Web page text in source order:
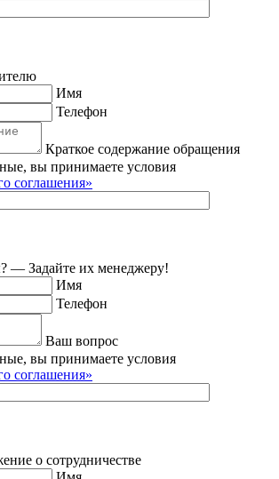
Имя
Телефон
Краткое содержание обращения
вы принимаете условия
соглашения»
— Задайте их менеджеру!
Имя
Телефон
Ваш вопрос
вы принимаете условия
соглашения»
о сотрудничестве